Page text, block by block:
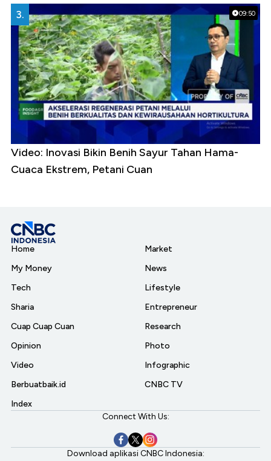
09:50
3.
Video: Inovasi Bikin Benih Sayur Tahan Hama-
Cuaca Ekstrem, Petani Cuan
Home
My Money
Tech
Sharia
Cuap Cuap Cuan
Opinion
Video
Berbuatbaik.id
Index
Market
News
Lifestyle
Entrepreneur
Research
Photo
Infographic
CNBC TV
Connect With Us:
Download aplikasi CNBC Indonesia: